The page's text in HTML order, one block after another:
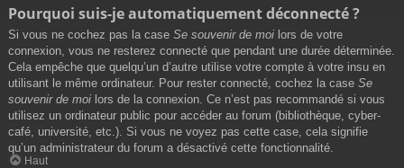
Pourquoi suis-je automatiquement déconnecté ?
Si vous ne cochez pas la case Se souvenir de moi lors de votre
connexion, vous ne resterez connecté que pendant une durée déterminée.
Cela empêche que quelqu’un d’autre utilise votre compte à votre insu en
utilisant le même ordinateur. Pour rester connecté, cochez la case Se
souvenir de moi lors de la connexion. Ce n’est pas recommandé si vous
utilisez un ordinateur public pour accéder au forum (bibliothèque, cyber-
café, université, etc.). Si vous ne voyez pas cette case, cela signifie
qu’un administrateur du forum a désactivé cette fonctionnalité.
Haut